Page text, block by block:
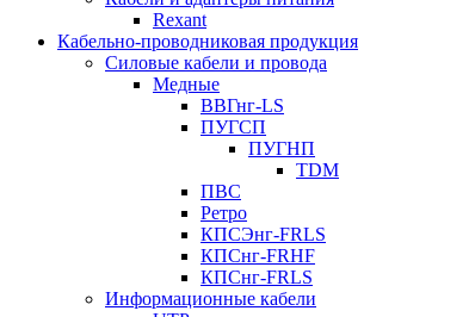
Rexant
Кабельно-проводниковая продукция
Силовые кабели и провода
Медные
ВВГнг-LS
ПУГСП
ПУГНП
TDM
ПВС
Ретро
КПСЭнг-FRLS
КПСнг-FRHF
КПСнг-FRLS
Информационные кабели